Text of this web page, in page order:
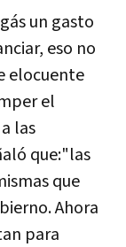
un gasto
eso no
elocuente
el
las
que:"las
que
Ahora
para